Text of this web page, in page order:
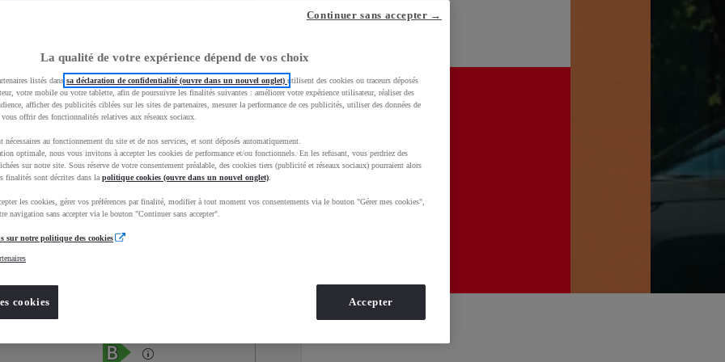
Services Concession
Occasions
La qualité de votre expérience dépend de vos choix
listés dans sa déclaration de confidentialité (ouvre dans un nouvel onglet) utilisent des cookies ou traceurs déposés
votre mobile ou votre tablette, afin de poursuivre les finalités suivantes : améliorer votre expérience utilisateur, réaliser des
afficher des publicités ciblées sur les sites de partenaires, mesurer la performance de ces publicités, utiliser des données de
offrir des fonctionnalités relatives aux réseaux sociaux.
nécessaires au fonctionnement du site et de nos services, et sont déposés automatiquement.
optimale, nous vous invitons à accepter les cookies de performance et/ou fonctionnels. En les refusant, vous perdriez des
sur notre site. Sous réserve de votre consentement préalable, des cookies tiers (publicité et réseaux sociaux) pourraient alors
finalités sont décrites dans la politique cookies (ouvre dans un nouvel onglet)
les cookies, gérer vos préférences par finalité, modifier à tout moment vos consentements via le bouton "Gérer mes cookies",
navigation sans accepter via le bouton "Continuer sans accepter".
sur notre politique des cookies
cookies
Continuer sans accepter →
Accepter